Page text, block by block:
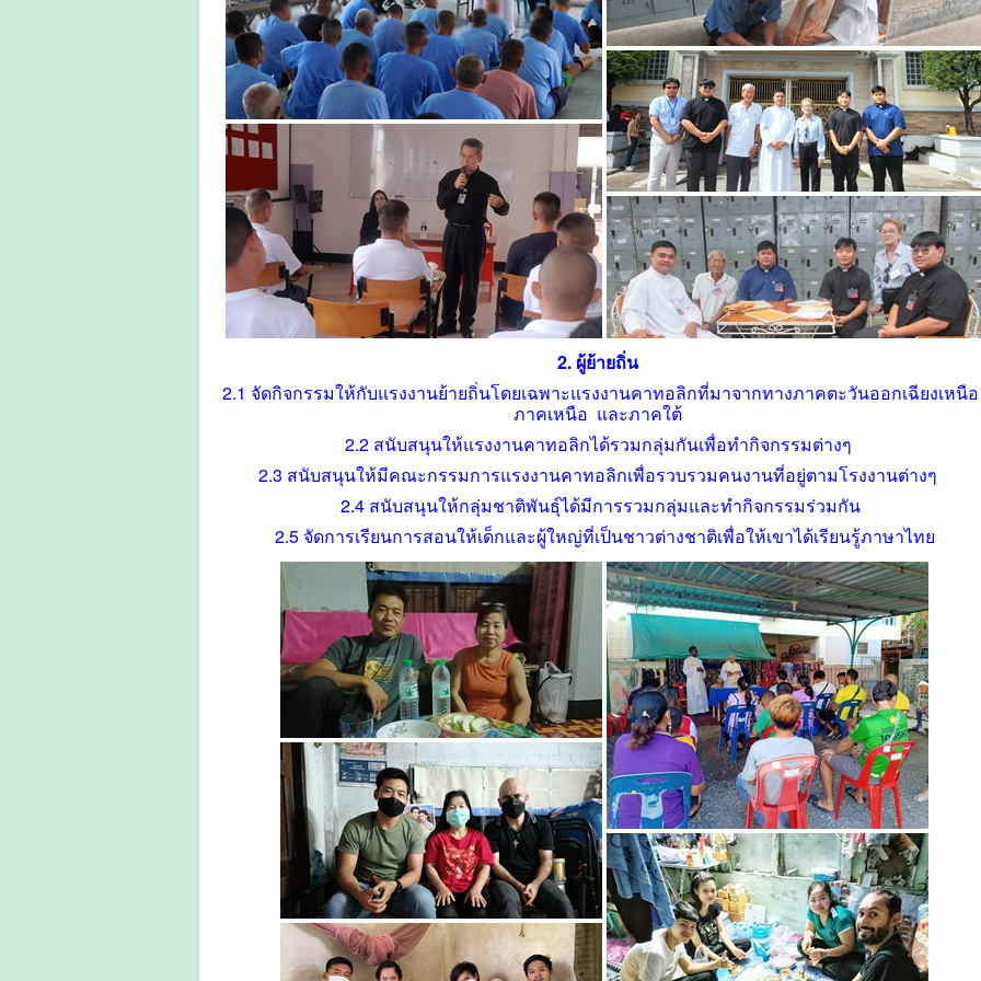
2. ผู้ย้ายถิ่น
2.1 จัดกิจกรรมให้กับแรงงานย้ายถิ่นโดยเฉพาะแรงงานคาทอลิกที่มาจากทางภาคตะวันออกเฉียงเหนื
ภาคเหนือ และภาคใต้
2.2 สนับสนุนให้แรงงานคาทอลิกได้รวมกลุ่มกันเพื่อทำกิจกรรมต่างๆ
2.3 สนับสนุนให้มีคณะกรรมการแรงงานคาทอลิกเพื่อรวบรวมคนงานที่อยู่ตามโรงงานต่างๆ
2.4 สนับสนุนให้กลุ่มชาติพันธุ์ได้มีการรวมกลุ่มและทำกิจกรรมร่วมกัน
2.5 จัดการเรียนการสอนให้เด็กและผู้ใหญ่ที่เป็นชาวต่างชาติเพื่อให้เขาได้เรียนรู้ภาษาไทย